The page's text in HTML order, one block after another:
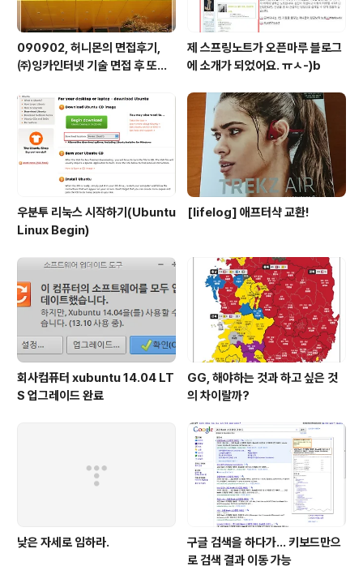
090902, 허니몬의 면접후기,
㈜잉카인터넷 기술 면접 후 또한
업!!
제 스프링노트가 오픈마루 블로그
에 소개가 되었어요. ㅠㅅ-)b
우분투 리눅스 시작하기(Ubuntu
Linux Begin)
[lifelog] 애프터샥 교환!
회사컴퓨터 xubuntu 14.04 LT
S 업그레이드 완료
GG, 해야하는 것과 하고 싶은 것
의 차이랄까?
낮은 자세로 임하라.
구글 검색을 하다가... 키보드만으
로 검색 결과 이동 가능